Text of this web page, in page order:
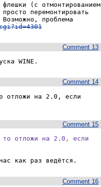
(с отмонтированием
перемонтировать
проблема
Comment 13
WINE.
Comment 14
отложи на 2.0, если
Comment 15
то отложи на 2.0, если
как раз ведётся.
Comment 16